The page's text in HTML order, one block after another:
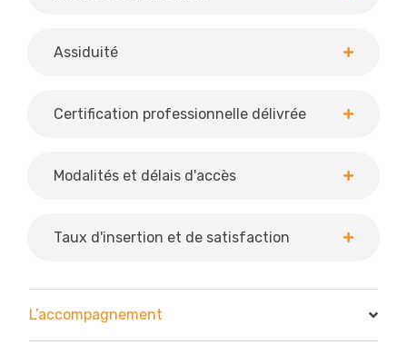
Assiduité
Certification professionnelle délivrée
Modalités et délais d'accès
Taux d'insertion et de satisfaction
L’accompagnement